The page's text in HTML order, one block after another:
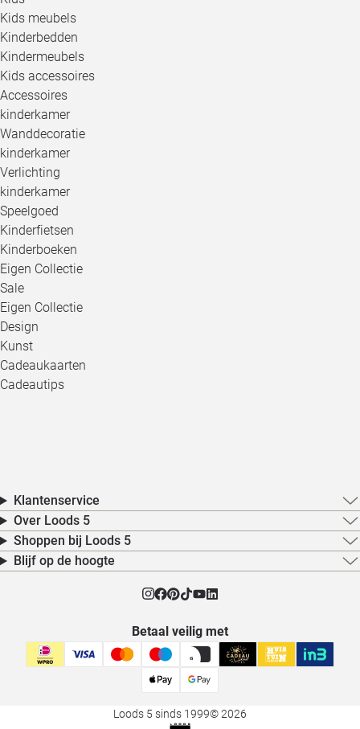
Kids meubels
Kinderbedden
Kindermeubels
Kids accessoires
Accessoires
kinderkamer
Wanddecoratie
kinderkamer
Verlichting
kinderkamer
Speelgoed
Kinderfietsen
Kinderboeken
Eigen Collectie
Sale
Eigen Collectie
Design
Kunst
Cadeaukaarten
Cadeautips
Klantenservice
Over Loods 5
Shoppen bij Loods 5
Blijf op de hoogte
Betaal veilig met
Loods 5 sinds 1999© 2026